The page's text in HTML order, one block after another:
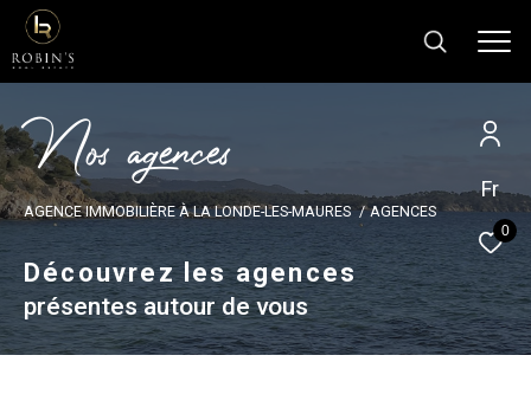
Fr
0
Nosagences
AGENCE IMMOBILIÈRE À LA LONDE-LES-MAURES AGENCES
Découvrez les agences
présentes autour de vous
Effectuer une recherche
et trouver le bien qui correspond à vos
critères
Type
d'offre
Type d'offre